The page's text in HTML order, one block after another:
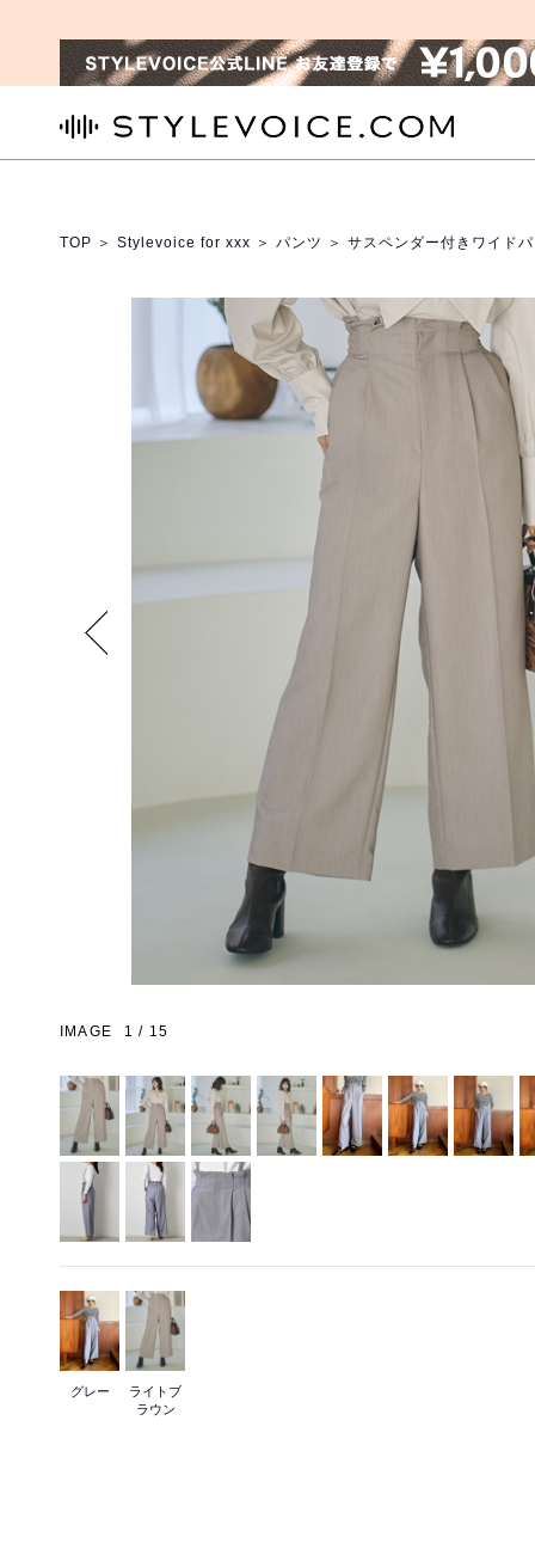
TOP ＞ Stylevoice for xxx ＞ パンツ ＞ サスペンダー付きワイド
IMAGE 1 / 15
グレー
ライトブ
ラウン